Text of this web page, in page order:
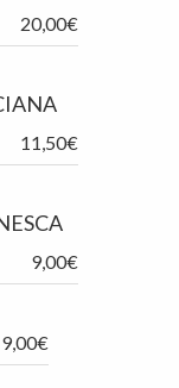
20,00€
11,50€
9,00€
9,00€